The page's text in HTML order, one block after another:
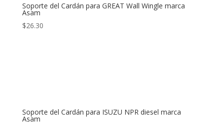
Soporte del Cardán para GREAT Wall Wingle marca
Asam
$26.30
Soporte del Cardán para ISUZU NPR diesel marca
Asam